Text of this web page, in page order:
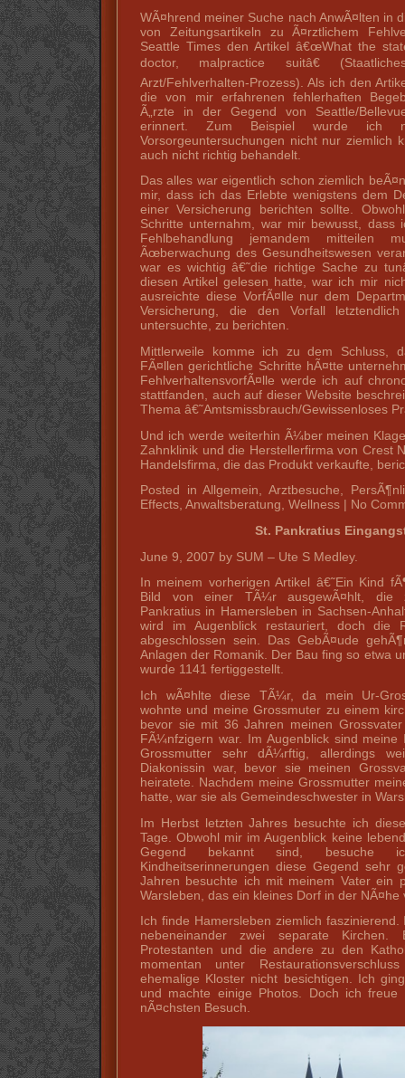
WÃ¤hrend meiner Suche nach AnwÃ¤lten in
von Zeitungsartikeln zu Ã¤rztlichem
Seattle Times den Artikel â€œWhat the
doctor, malpractice suitâ€
Arzt/Fehlverhalten-Prozess). Als ich den
die von mir erfahrenen fehlerhaften
Ã„rzte in der Gegend von Seattle/
erinnert. Zum Beispiel wurde ich
Vorsorgeuntersuchungen nicht nur ziemlich
auch nicht richtig behandelt.
Das alles war eigentlich schon ziemlich
mir, dass ich das Erlebte wenigstens dem
einer Versicherung berichten sollte.
Schritte unternahm, war mir bewusst, dass
Fehlbehandlung jemandem mitteilen
Ãœberwachung des Gesundheitswesen
war es wichtig â€˜die richtige Sache zu
diesen Artikel gelesen hatte, war ich mir
ausreichte diese VorfÃ¤lle nur dem
Versicherung, die den Vorfall
untersuchte, zu berichten.
Mittlerweile komme ich zu dem Schluss,
FÃ¤llen gerichtliche Schritte hÃ¤tte
FehlverhaltensvorfÃ¤lle werde ich auf
stattfanden, auch auf dieser Website
Thema â€˜Amtsmissbrauch/Gewissenloses
Und ich werde weiterhin Ã¼ber meinen
Zahnklinik und die Herstellerfirma von Crest
Handelsfirma, die das Produkt verkaufte,
Posted in Allgemein, Arztbesuche,
Effects, Anwaltsberatung, Wellness | No
St. Pankratius
June 9, 2007 by SUM – Ute S Medley.
In meinem vorherigen Artikel â€˜Ein Kind
Bild von einer TÃ¼r ausgewÃ¤hlt, die
Pankratius in Hamersleben in Sachsen-
wird im Augenblick restauriert, doch die
abgeschlossen sein. Das GebÃ¤ude
Anlagen der Romanik. Der Bau fing so etwa
wurde 1141 fertiggestellt.
Ich wÃ¤hlte diese TÃ¼r, da mein Ur-
wohnte und meine Grossmuter zu einem
bevor sie mit 36 Jahren meinen
FÃ¼nfzigern war. Im Augenblick sind meine
Grossmutter sehr dÃ¼rftig, allerdings
Diakonissin war, bevor sie meinen
heiratete. Nachdem meine Grossmutter
hatte, war sie als Gemeindeschwester in
Im Herbst letzten Jahres besuchte ich
Tage. Obwohl mir im Augenblick keine
Gegend bekannt sind, besuche
Kindheitserinnerungen diese Gegend sehr
Jahren besuchte ich mit meinem Vater ein
Warsleben, das ein kleines Dorf in der
Ich finde Hamersleben ziemlich
nebeneinander zwei separate
Protestanten und die andere zu den
momentan unter
ehemalige Kloster nicht besichtigen. Ich
und machte einige Photos. Doch ich
nÃ¤chsten Besuch.